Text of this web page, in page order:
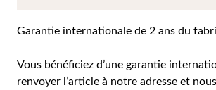
Garantie internationale de 2 ans du
Vous bénéficiez d’une garantie
renvoyer l’article à notre adresse et